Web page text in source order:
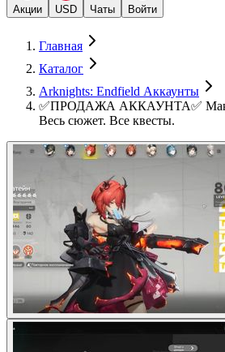
Акции USD Чаты Войти
Главная
Каталог
Arknights: Endfield Аккаунты
✅ПРОДАЖА АККАУНТА✅ Макc.
Весь сюжет. Все квесты.